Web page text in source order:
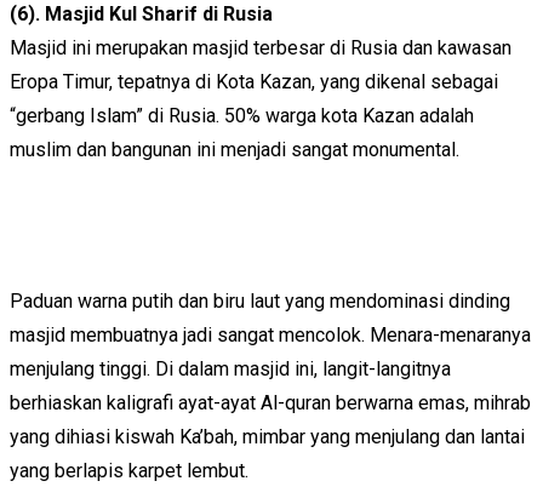
(6). Masjid Kul Sharif di Rusia
Masjid ini merupakan masjid terbesar di Rusia dan kawasan
Eropa Timur, tepatnya di Kota Kazan, yang dikenal sebagai
“gerbang Islam” di Rusia. 50% warga kota Kazan adalah
muslim dan bangunan ini menjadi sangat monumental.
Paduan warna putih dan biru laut yang mendominasi dinding
masjid membuatnya jadi sangat mencolok. Menara-menaranya
menjulang tinggi. Di dalam masjid ini, langit-langitnya
berhiaskan kaligrafi ayat-ayat Al-quran berwarna emas, mihrab
yang dihiasi kiswah Ka’bah, mimbar yang menjulang dan lantai
yang berlapis karpet lembut.